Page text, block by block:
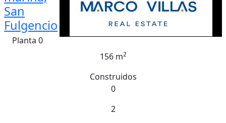
San
Fulgencio
Planta 0
156 m2
Construidos
0
2